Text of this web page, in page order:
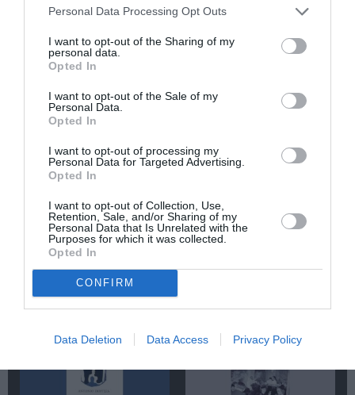
Personal Data Processing Opt Outs
I want to opt-out of the Sharing of my
personal data.
Opted In
I want to opt-out of the Sale of my
Personal Data.
Opted In
I want to opt-out of processing my
Personal Data for Targeted Advertising.
Opted In
I want to opt-out of Collection, Use,
Retention, Sale, and/or Sharing of my
Personal Data that Is Unrelated with the
Purposes for which it was collected.
Opted In
CONFIRM
Data Deletion Data Access Privacy Policy
ΞΕΝΟΙ ΣΥΓΓΡΑΦΕΙΣ
ΠΑΤΡΙΚ ΜΟΝΤΙΑΝΟ
ΠΕΖΟΓΡΑΦΙΑ
Κάθε βδομάδα στο e-mail σας τα τελευταία νέα για
την Τέχνη και τον Πολιτισμό!
Ακολουθήστε το Culturenow.gr